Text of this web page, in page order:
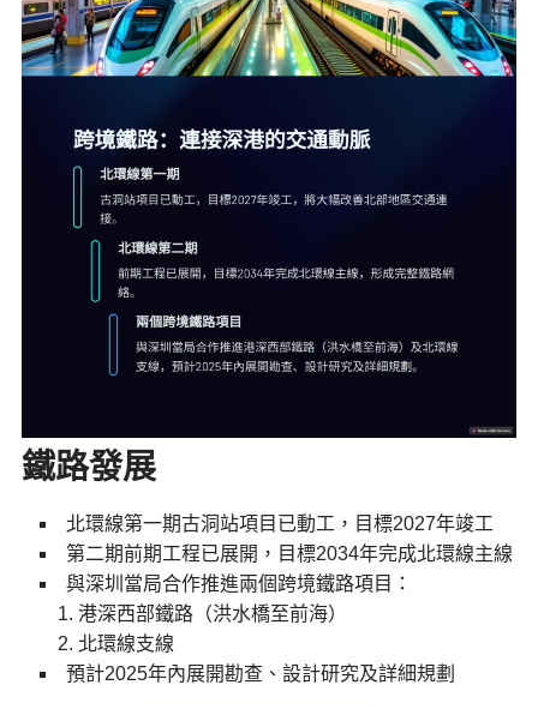
鐵路發展
北環線第一期古洞站項目已動工，目標2027年竣工
第二期前期工程已展開，目標2034年完成北環線主線
與深圳當局合作推進兩個跨境鐵路項目：
港深西部鐵路（洪水橋至前海）
北環線支線
預計2025年內展開勘查、設計研究及詳細規劃